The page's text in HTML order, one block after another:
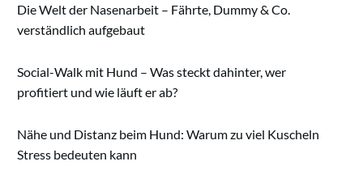
Die Welt der Nasenarbeit – Fährte, Dummy & Co.
verständlich aufgebaut
Social-Walk mit Hund – Was steckt dahinter, wer
profitiert und wie läuft er ab?
Nähe und Distanz beim Hund: Warum zu viel Kuscheln
Stress bedeuten kann